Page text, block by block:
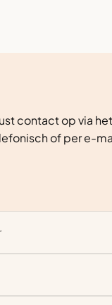
contact op via
of per e-